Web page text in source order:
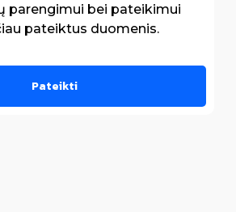
parengimui bei pateikimui
pateiktus duomenis.